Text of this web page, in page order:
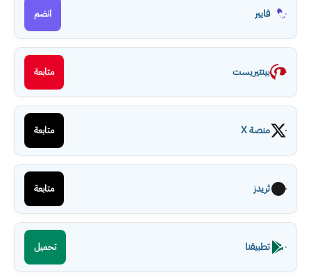
فايبر انضم
بينتيريست متابعة
منصة X متابعة
ثريدز متابعة
تطبيقنا تحميل